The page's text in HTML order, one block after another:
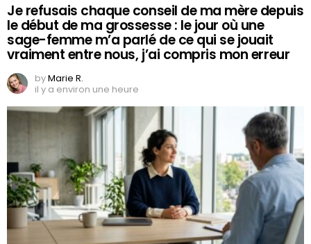
Je refusais chaque conseil de ma mère depuis
le début de ma grossesse : le jour où une
sage-femme m’a parlé de ce qui se jouait
vraiment entre nous, j’ai compris mon erreur
byMarie R.
il y a environ une heure